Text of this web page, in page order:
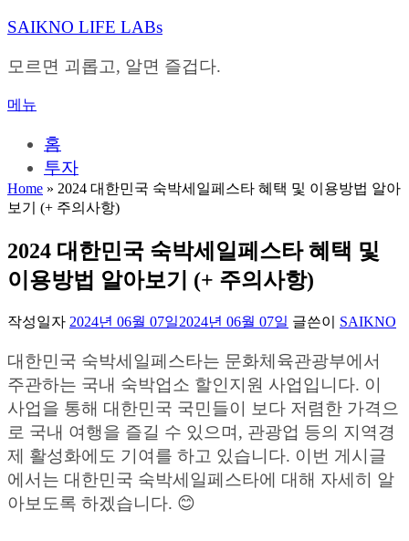
내
으
바
SAIKNO LIFE LABs
모르면 괴롭고, 알면 즐겁다.
메뉴
홈
투자
Home » 2024 대한민국 숙박세일페스타 혜택 및 이용방법 알아
보기 (+ 주의사항)
2024 대한민국 숙박세일페스타 혜택 및
이용방법 알아보기 (+ 주의사항)
작성일자 2024년 06월 07일2024년 06월 07일 글쓴이 SAIKNO
대한민국 숙박세일페스타는 문화체육관광부에서
주관하는 국내 숙박업소 할인지원 사업입니다. 이
사업을 통해 대한민국 국민들이 보다 저렴한 가격으
로 국내 여행을 즐길 수 있으며, 관광업 등의 지역경
제 활성화에도 기여를 하고 있습니다. 이번 게시글
에서는 대한민국 숙박세일페스타에 대해 자세히 알
아보도록 하겠습니다. 😊